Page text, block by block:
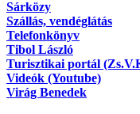
Sárközy
Szállás, vendéglátás
Telefonkönyv
Tibol László
Turisztikai portál
Videók (Youtube)
Virág Benedek